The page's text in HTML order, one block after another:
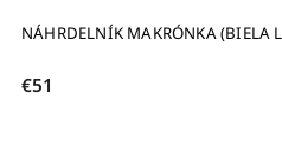
NÁHRDELNÍK MAKRÓNKA (BIELA
€51